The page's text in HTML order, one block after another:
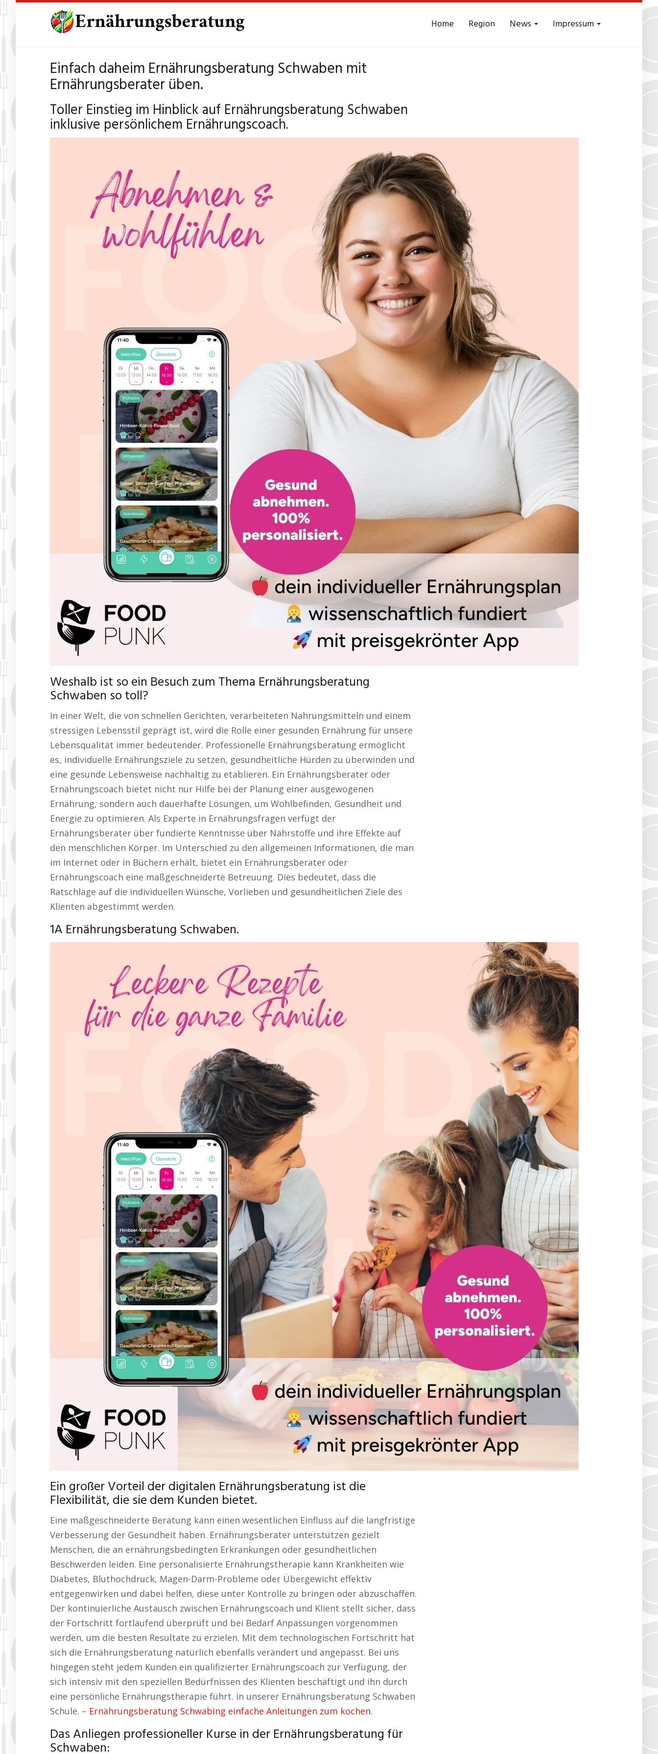
Home Region News Impressum
Einfach daheim Ernährungsberatung Schwaben mit
Ernährungsberater üben.
Toller Einstieg im Hinblick auf Ernährungsberatung Schwaben
inklusive persönlichem Ernährungscoach.
Weshalb ist so ein Besuch zum Thema Ernährungsberatung
Schwaben so toll?
In einer Welt, die von schnellen Gerichten, verarbeiteten Nahrungsmitteln und einem
stressigen Lebensstil geprägt ist, wird die Rolle einer gesunden Ernährung für unsere
Lebensqualität immer bedeutender. Professionelle Ernährungsberatung ermöglicht
es, individuelle Ernährungsziele zu setzen, gesundheitliche Hürden zu überwinden und
eine gesunde Lebensweise nachhaltig zu etablieren. Ein Ernährungsberater oder
Ernährungscoach bietet nicht nur Hilfe bei der Planung einer ausgewogenen
Ernährung, sondern auch dauerhafte Lösungen, um Wohlbefinden, Gesundheit und
Energie zu optimieren. Als Experte in Ernährungsfragen verfügt der
Ernährungsberater über fundierte Kenntnisse über Nährstoffe und ihre Effekte auf
den menschlichen Körper. Im Unterschied zu den allgemeinen Informationen, die man
im Internet oder in Büchern erhält, bietet ein Ernährungsberater oder
Ernährungscoach eine maßgeschneiderte Betreuung. Dies bedeutet, dass die
Ratschläge auf die individuellen Wünsche, Vorlieben und gesundheitlichen Ziele des
Klienten abgestimmt werden.
1A Ernährungsberatung Schwaben.
Ein großer Vorteil der digitalen Ernährungsberatung ist die
Flexibilität, die sie dem Kunden bietet.
Eine maßgeschneiderte Beratung kann einen wesentlichen Einfluss auf die langfristige
Verbesserung der Gesundheit haben. Ernährungsberater unterstützen gezielt
Menschen, die an ernährungsbedingten Erkrankungen oder gesundheitlichen
Beschwerden leiden. Eine personalisierte Ernährungstherapie kann Krankheiten wie
Diabetes, Bluthochdruck, Magen-Darm-Probleme oder Übergewicht effektiv
entgegenwirken und dabei helfen, diese unter Kontrolle zu bringen oder abzuschaffen.
Der kontinuierliche Austausch zwischen Ernährungscoach und Klient stellt sicher, dass
der Fortschritt fortlaufend überprüft und bei Bedarf Anpassungen vorgenommen
werden, um die besten Resultate zu erzielen. Mit dem technologischen Fortschritt hat
sich die Ernährungsberatung natürlich ebenfalls verändert und angepasst. Bei uns
hingegen steht jedem Kunden ein qualifizierter Ernährungscoach zur Verfügung, der
sich intensiv mit den speziellen Bedürfnissen des Klienten beschäftigt und ihn durch
eine persönliche Ernährungstherapie führt. in unserer Ernährungsberatung Schwaben
Schule. – Ernährungsberatung Schwabing einfache Anleitungen zum kochen.
Das Anliegen professioneller Kurse in der Ernährungsberatung für
Schwaben: